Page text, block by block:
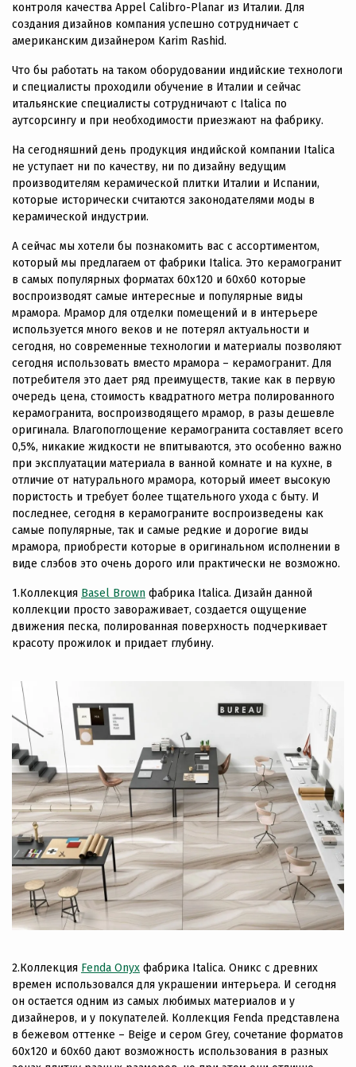
контроля качества Appel Calibro-Planar из Италии. Для
создания дизайнов компания успешно сотрудничает с
американским дизайнером Karim Rashid.
Что бы работать на таком оборудовании индийские технологи
и специалисты проходили обучение в Италии и сейчас
итальянские специалисты сотрудничают с Italica по
аутсорсингу и при необходимости приезжают на фабрику.
На сегодняшний день продукция индийской компании Italica
не уступает ни по качеству, ни по дизайну ведущим
производителям керамической плитки Италии и Испании,
которые исторически считаются законодателями моды в
керамической индустрии.
А сейчас мы хотели бы познакомить вас с ассортиментом,
который мы предлагаем от фабрики Italica. Это керамогранит
в самых популярных форматах 60х120 и 60х60 которые
воспроизводят самые интересные и популярные виды
мрамора. Мрамор для отделки помещений и в интерьере
используется много веков и не потерял актуальности и
сегодня, но современные технологии и материалы позволяют
сегодня использовать вместо мрамора – керамогранит. Для
потребителя это дает ряд преимуществ, такие как в первую
очередь цена, стоимость квадратного метра полированного
керамогранита, воспроизводящего мрамор, в разы дешевле
оригинала. Влагопоглощение керамогранита составляет всего
0,5%, никакие жидкости не впитываются, это особенно важно
при эксплуатации материала в ванной комнате и на кухне, в
отличие от натурального мрамора, который имеет высокую
пористость и требует более тщательного ухода с быту. И
последнее, сегодня в керамограните воспроизведены как
самые популярные, так и самые редкие и дорогие виды
мрамора, приобрести которые в оригинальном исполнении в
виде слэбов это очень дорого или практически не возможно.
1.Коллекция Basel Brown фабрика Italica. Дизайн данной
коллекции просто завораживает, создается ощущение
движения песка, полированная поверхность подчеркивает
красоту прожилок и придает глубину.
2.Коллекция Fenda Onyx фабрика Italica. Оникс с древних
времен использовался для украшении интерьера. И сегодня
он остается одним из самых любимых материалов и у
дизайнеров, и у покупателей. Коллекция Fenda представлена
в бежевом оттенке – Beige и сером Grey, сочетание форматов
60х120 и 60х60 дают возможность использования в разных